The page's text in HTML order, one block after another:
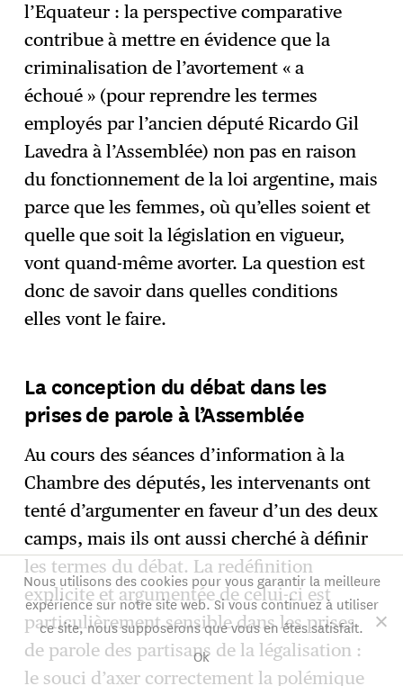
l’Equateur : la perspective comparative
contribue à mettre en évidence que la
criminalisation de l’avortement « a
échoué » (pour reprendre les termes
employés par l’ancien député Ricardo Gil
Lavedra à l’Assemblée) non pas en raison
du fonctionnement de la loi argentine, mais
parce que les femmes, où qu’elles soient et
quelle que soit la législation en vigueur,
vont quand-même avorter. La question est
donc de savoir dans quelles conditions
elles vont le faire.
La conception du débat dans les
prises de parole à l’Assemblée
Au cours des séances d’information à la
Chambre des députés, les intervenants ont
tenté d’argumenter en faveur d’un des deux
camps, mais ils ont aussi cherché à définir
les termes du débat. La redéfinition
explicite et argumentée de celui-ci est
particulièrement sensible dans les prises
de parole des partisans de la légalisation :
le souci d’axer correctement la polémique
Nous utilisons des cookies pour vous garantir la meilleure
expérience sur notre site web. Si vous continuez à utiliser
ce site, nous supposerons que vous en êtes satisfait.
Ok